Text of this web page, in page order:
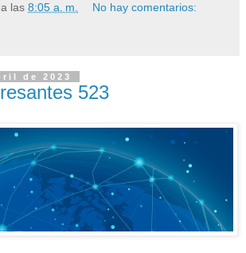
a las 8:05 a. m. No hay comentarios:
de 2023
523